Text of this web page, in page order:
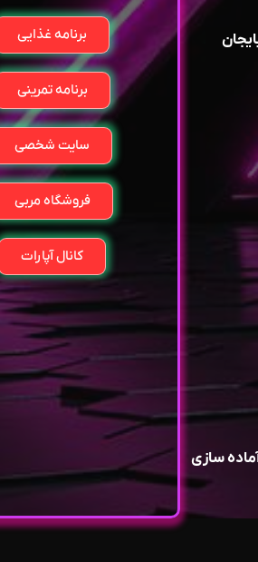
سازی
برنامه غذایی
برنامه تمرینی
سایت شخصی
فروشگاه مربی
کانال آپارات